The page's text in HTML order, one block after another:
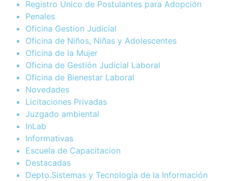
Registro Único de Postulantes para Adopción
Penales
Oficina Gestion Judicial
Oficina de Niños, Niñas y Adolescentes
Oficina de la Mujer
Oficina de Gestión Judicial Laboral
Oficina de Bienestar Laboral
Novedades
Licitaciones Privadas
Juzgado ambiental
InLab
Informativas
Escuela de Capacitacion
Destacadas
Depto.Sistemas y Tecnología de la Información